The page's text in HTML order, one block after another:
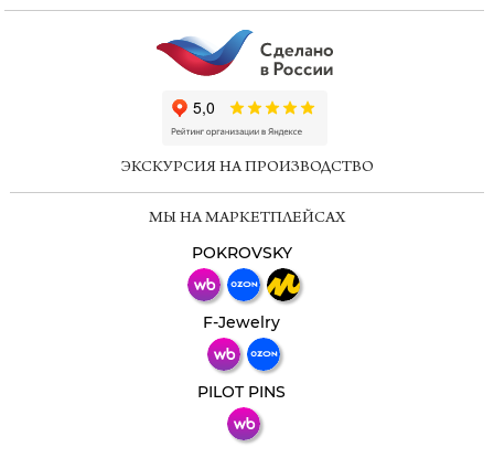
ЭКСКУРСИЯ НА ПРОИЗВОДСТВО
МЫ НА МАРКЕТПЛЕЙСАХ
POKROVSKY
F-Jewelry
PILOT PINS